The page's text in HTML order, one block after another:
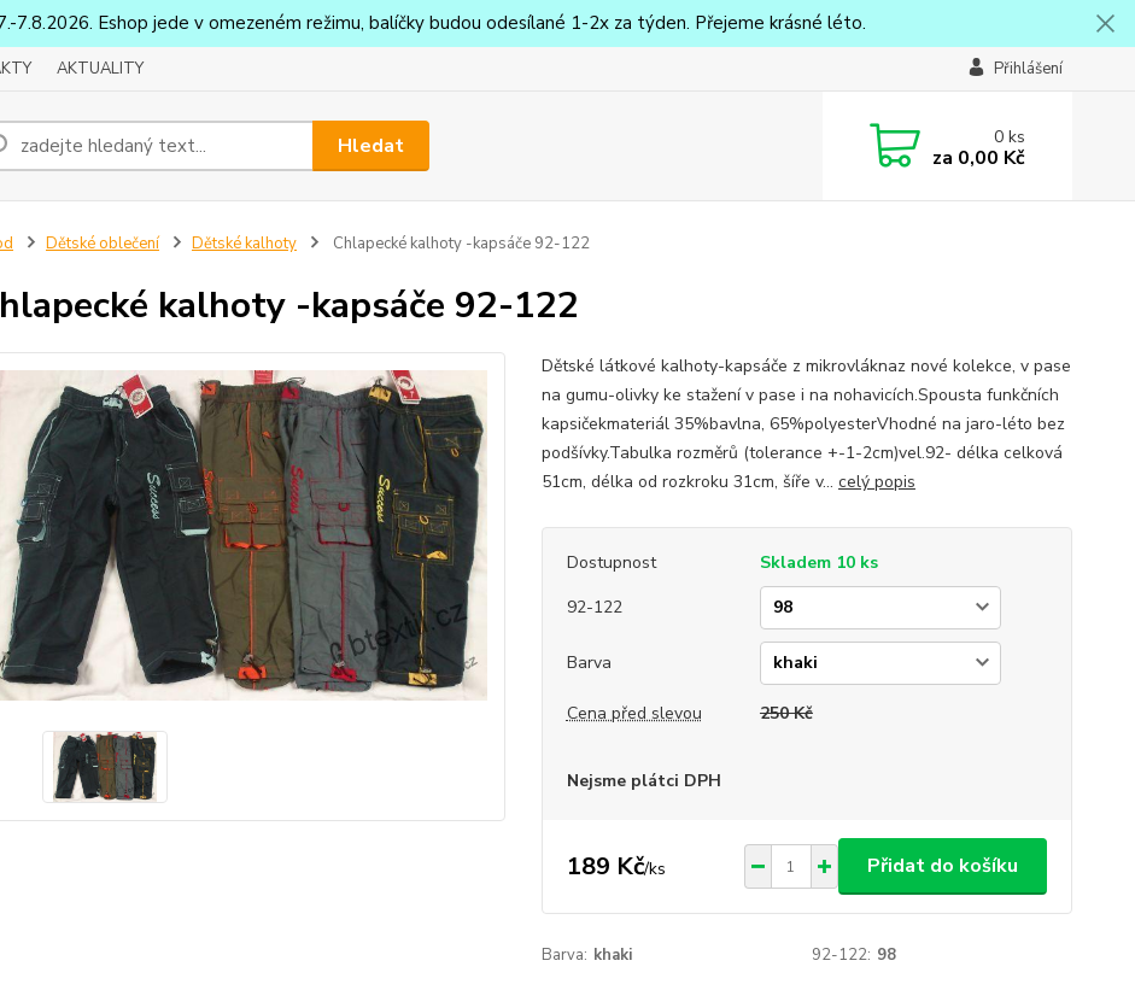
7.8.2026. Eshop jede v omezeném režimu, balíčky budou odesílané 1-2x za týden. Přejeme krásné léto.
AKTUALITY Přihlášení
Hledat 0ks
za 0,00 Kč
Dětské oblečení Dětské kalhoty Chlapecké kalhoty -kapsáče 92-122
kalhoty -kapsáče 92-122
Dětské látkové kalhoty-kapsáče z mikrovláknaz nové kolekce, v pase
na gumu-olivky ke stažení v pase i na nohavicích.Spousta funkčních
kapsičekmateriál 35%bavlna, 65%polyesterVhodné na jaro-léto bez
podšívky.Tabulka rozměrů (tolerance +-1-2cm)vel.92- délka celková
51cm, délka od rozkroku 31cm, šíře v... celý popis
Dostupnost
Skladem 10 ks
92-122
Barva
Cena před slevou 250 Kč
Nejsme plátci DPH
189 Kč/ks Přidat do košíku
Barva: khaki 92-122: 98